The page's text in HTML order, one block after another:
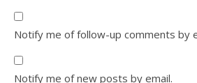
Notify me of follow-up comments by
Notify me of new posts by email.